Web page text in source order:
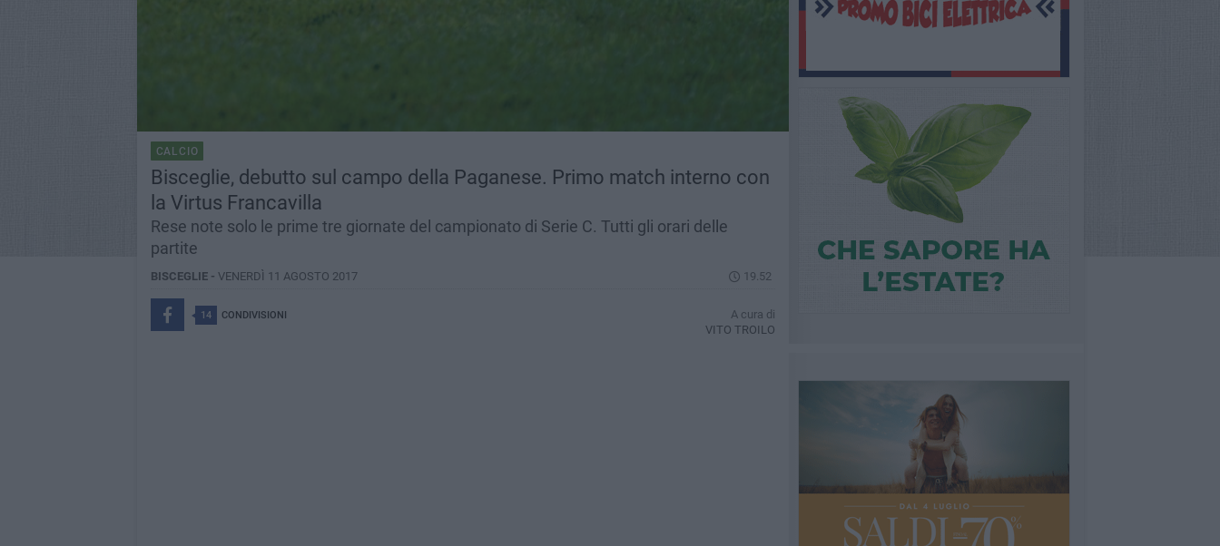
CALCIO
Bisceglie, debutto sul campo della Paganese. Primo match interno con
la Virtus Francavilla
Rese note solo le prime tre giornate del campionato di Serie C. Tutti gli orari delle
partite
BISCEGLIE - VENERDÌ 11 AGOSTO 2017 19.52
14 CONDIVISIONI
A cura di
VITO TROILO